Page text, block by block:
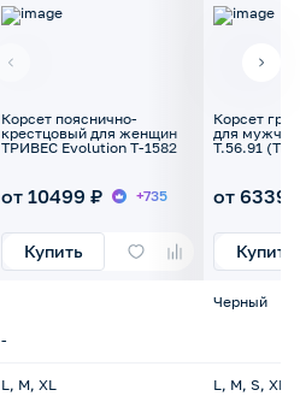
Корсет пояснично-
крестцовый для женщин
ТРИВЕС Evolution Т-1582
от 10499 ₽ +735
Купить
-
L, M, XL
Корсет
для
Т.56.91 (Т-
от 6339
Купить
Черный
L, M, S, XL,